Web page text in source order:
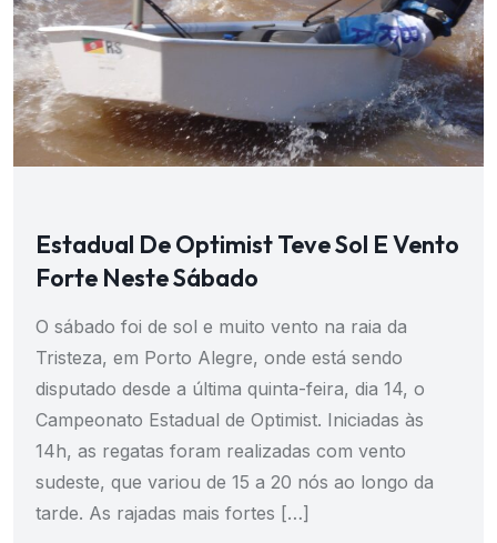
Estadual De Optimist Teve Sol E Vento
Forte Neste Sábado
O sábado foi de sol e muito vento na raia da
Tristeza, em Porto Alegre, onde está sendo
disputado desde a última quinta-feira, dia 14, o
Campeonato Estadual de Optimist. Iniciadas às
14h, as regatas foram realizadas com vento
sudeste, que variou de 15 a 20 nós ao longo da
tarde. As rajadas mais fortes […]